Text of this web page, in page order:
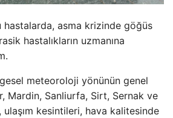
hastalarda, asma krizinde göğüs
hastalıkların uzmanına
meteoroloji yönünün genel
Mardin, Sanliurfa, Sirt, Sernak ve
ulaşım kesintileri, hava kalitesinde